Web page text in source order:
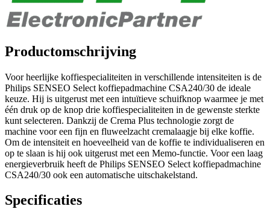
Productomschrijving
Voor heerlijke koffiespecialiteiten in verschillende intensiteiten is de
Philips SENSEO Select koffiepadmachine CSA240/30 de ideale
keuze. Hij is uitgerust met een intuïtieve schuifknop waarmee je met
één druk op de knop drie koffiespecialiteiten in de gewenste sterkte
kunt selecteren. Dankzij de Crema Plus technologie zorgt de
machine voor een fijn en fluweelzacht cremalaagje bij elke koffie.
Om de intensiteit en hoeveelheid van de koffie te individualiseren en
op te slaan is hij ook uitgerust met een Memo-functie. Voor een laag
energieverbruik heeft de Philips SENSEO Select koffiepadmachine
CSA240/30 ook een automatische uitschakelstand.
Specificaties